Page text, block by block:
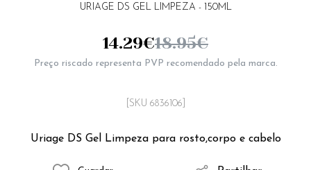
URIAGE DS GEL LIMPEZA - 150ML
Uriage DS Gel Limpeza para rosto,corpo e cabelo
[SKU 6836106]
14.29€18.95€
Preço riscado representa PVP recomendado pela marca.